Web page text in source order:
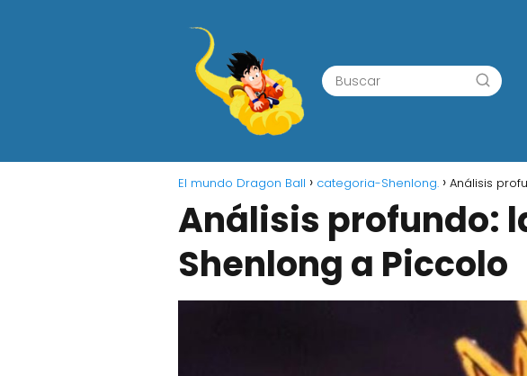
El mundo Dragon Ball categoria-Shenlong. Análisis
Análisis profundo:
Shenlong a Piccolo